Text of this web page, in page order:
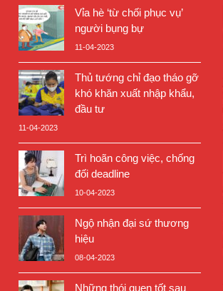
Vỉa hè ‘từ chối phục vụ’
người bụng bự
11-04-2023
Thủ tướng chỉ đạo tháo gỡ
khó khăn xuất nhập khẩu,
đầu tư
11-04-2023
Trì hoãn công việc, chống
đối deadline
10-04-2023
Ngộ nhận đại sứ thương
hiệu
08-04-2023
Những thói quen tốt sau